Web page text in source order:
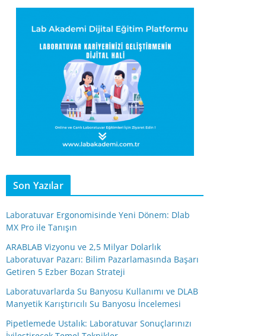
Son Yazılar
Laboratuvar Ergonomisinde Yeni Dönem: Dlab
MX Pro ile Tanışın
ARABLAB Vizyonu ve 2,5 Milyar Dolarlık
Laboratuvar Pazarı: Bilim Pazarlamasında Başarı
Getiren 5 Ezber Bozan Strateji
Laboratuvarlarda Su Banyosu Kullanımı ve DLAB
Manyetik Karıştırıcılı Su Banyosu İncelemesi
Pipetlemede Ustalık: Laboratuvar Sonuçlarınızı